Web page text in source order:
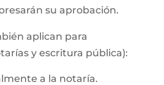
su aprobación.
aplican para
y escritura pública):
a la notaría.